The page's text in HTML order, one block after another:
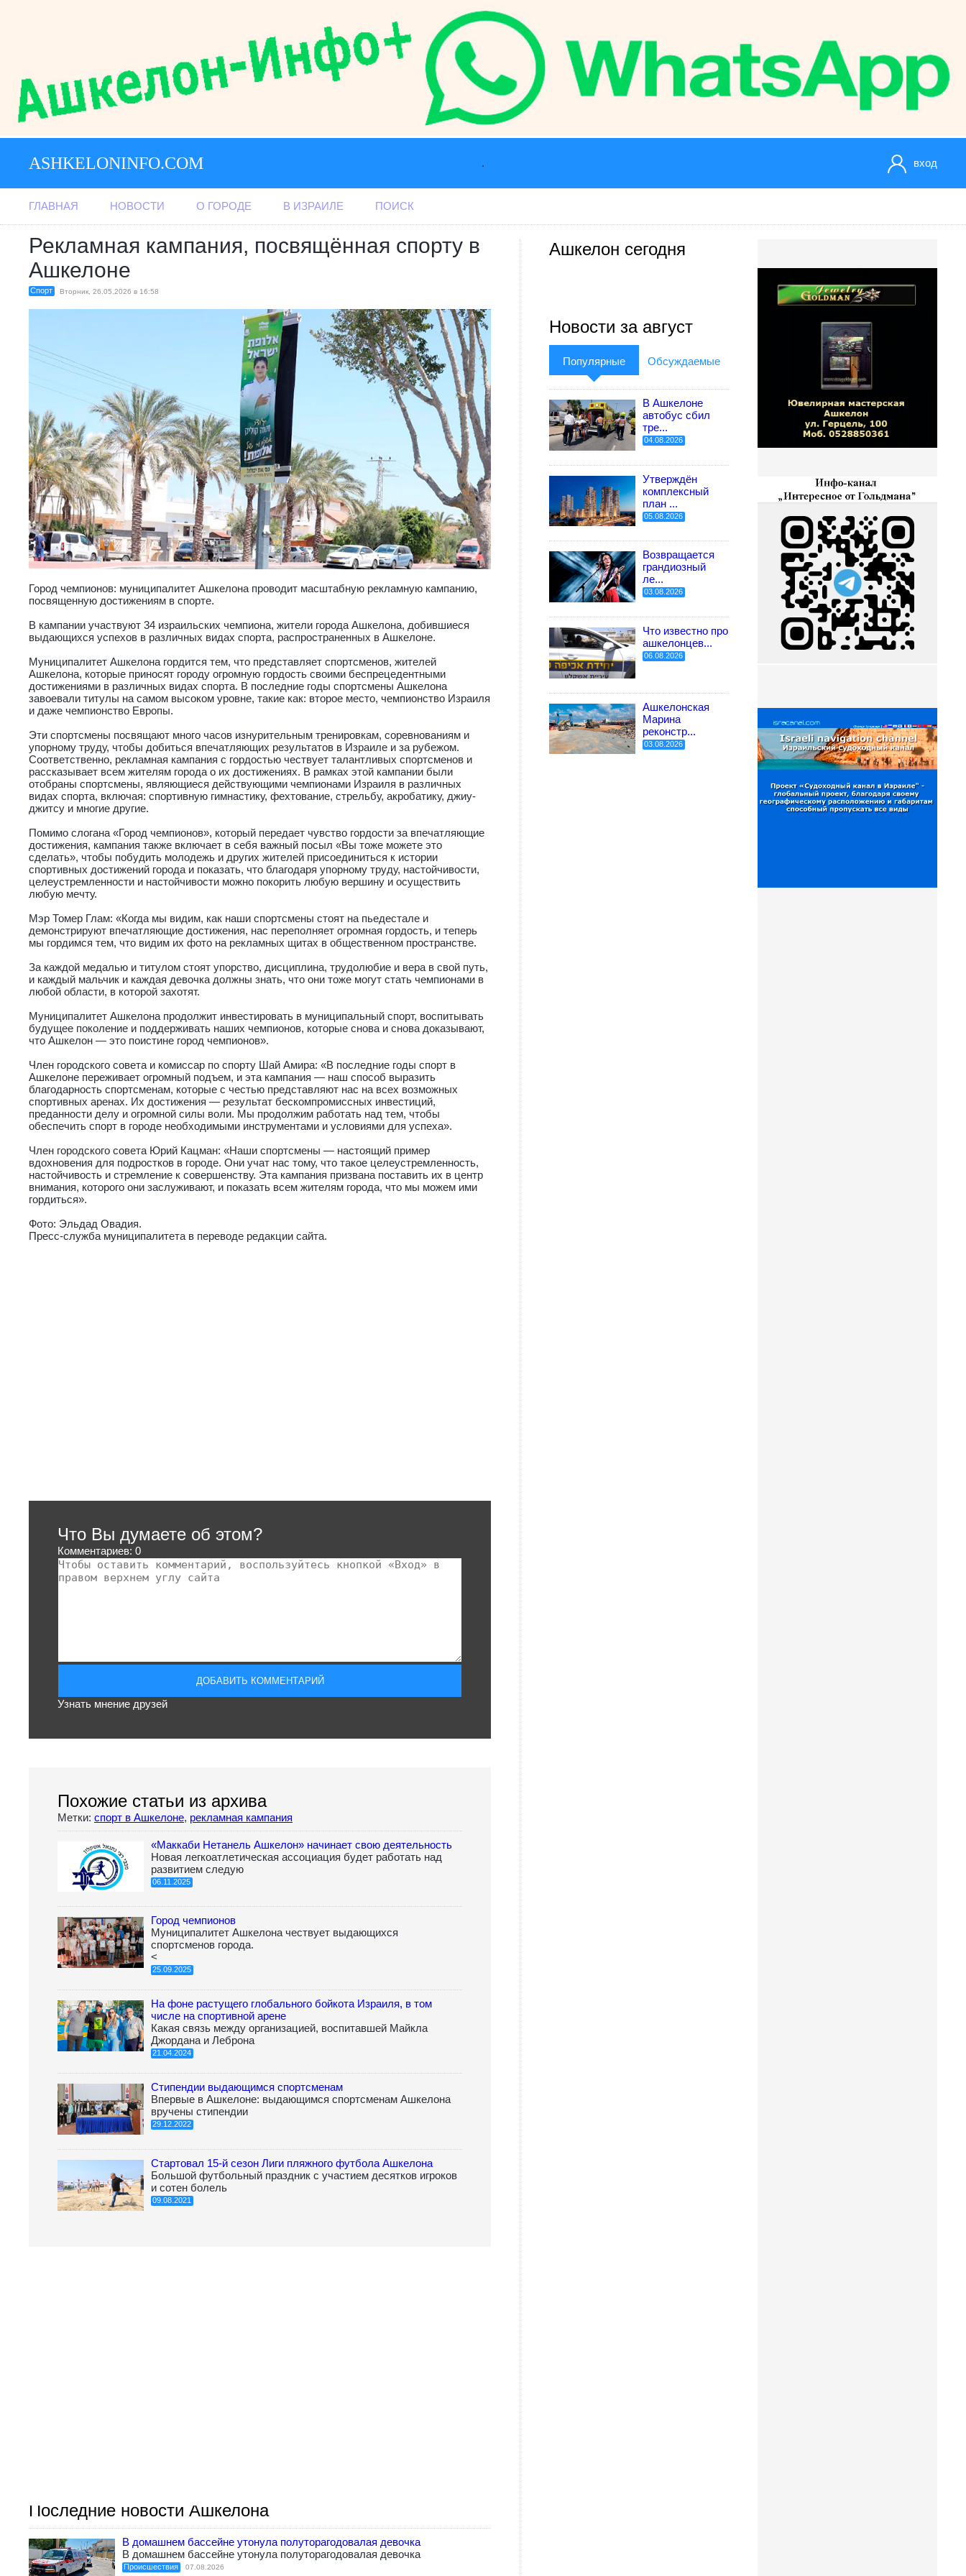
ASHKELONINFO.COM . вход
ГЛАВНАЯ НОВОСТИ О ГОРОДЕ В ИЗРАИЛЕ ПОИСК
Рекламная кампания, посвящённая спорту в
Ашкелоне
Спорт Вторник, 26.05.2026 в 16:58
Город чемпионов: муниципалитет Ашкелона проводит масштабную рекламную кампанию,
посвященную достижениям в спорте.
В кампании участвуют 34 израильских чемпиона, жители города Ашкелона, добившиеся
выдающихся успехов в различных видах спорта, распространенных в Ашкелоне.
Муниципалитет Ашкелона гордится тем, что представляет спортсменов, жителей
Ашкелона, которые приносят городу огромную гордость своими беспрецедентными
достижениями в различных видах спорта. В последние годы спортсмены Ашкелона
завоевали титулы на самом высоком уровне, такие как: второе место, чемпионство Израиля
и даже чемпионство Европы.
Эти спортсмены посвящают много часов изнурительным тренировкам, соревнованиям и
упорному труду, чтобы добиться впечатляющих результатов в Израиле и за рубежом.
Соответственно, рекламная кампания с гордостью чествует талантливых спортсменов и
рассказывает всем жителям города о их достижениях. В рамках этой кампании были
отобраны спортсмены, являющиеся действующими чемпионами Израиля в различных
видах спорта, включая: спортивную гимнастику, фехтование, стрельбу, акробатику, джиу-
джитсу и многие другие.
Помимо слогана «Город чемпионов», который передает чувство гордости за впечатляющие
достижения, кампания также включает в себя важный посыл «Вы тоже можете это
сделать», чтобы побудить молодежь и других жителей присоединиться к истории
спортивных достижений города и показать, что благодаря упорному труду, настойчивости,
целеустремленности и настойчивости можно покорить любую вершину и осуществить
любую мечту.
Мэр Томер Глам: «Когда мы видим, как наши спортсмены стоят на пьедестале и
демонстрируют впечатляющие достижения, нас переполняет огромная гордость, и теперь
мы гордимся тем, что видим их фото на рекламных щитах в общественном пространстве.
За каждой медалью и титулом стоят упорство, дисциплина, трудолюбие и вера в свой путь,
и каждый мальчик и каждая девочка должны знать, что они тоже могут стать чемпионами в
любой области, в которой захотят.
Муниципалитет Ашкелона продолжит инвестировать в муниципальный спорт, воспитывать
будущее поколение и поддерживать наших чемпионов, которые снова и снова доказывают,
что Ашкелон — это поистине город чемпионов».
Член городского совета и комиссар по спорту Шай Амира: «В последние годы спорт в
Ашкелоне переживает огромный подъем, и эта кампания — наш способ выразить
благодарность спортсменам, которые с честью представляют нас на всех возможных
спортивных аренах. Их достижения — результат бескомпромиссных инвестиций,
преданности делу и огромной силы воли. Мы продолжим работать над тем, чтобы
обеспечить спорт в городе необходимыми инструментами и условиями для успеха».
Член городского совета Юрий Кацман: «Наши спортсмены — настоящий пример
вдохновения для подростков в городе. Они учат нас тому, что такое целеустремленность,
настойчивость и стремление к совершенству. Эта кампания призвана поставить их в центр
внимания, которого они заслуживают, и показать всем жителям города, что мы можем ими
гордиться».
Фото: Эльдад Овадия.
Пресс-служба муниципалитета в переводе редакции сайта.
Что Вы думаете об этом?
Комментариев: 0
Узнать мнение друзей
Похожие статьи из архива
Метки: спорт в Ашкелоне, рекламная кампания
«Маккаби Нетанель Ашкелон» начинает свою деятельность
Новая легкоатлетическая ассоциация будет работать над
развитием следую
06.11.2025
Город чемпионов
Муниципалитет Ашкелона чествует выдающихся
спортсменов города.
<
25.09.2025
На фоне растущего глобального бойкота Израиля, в том
числе на спортивной арене
Какая связь между организацией, воспитавшей Майкла
Джордана и Леброна
21.04.2024
Стипендии выдающимся спортсменам
Впервые в Ашкелоне: выдающимся спортсменам Ашкелона
вручены стипендии
29.12.2022
Стартовал 15-й сезон Лиги пляжного футбола Ашкелона
Большой футбольный праздник с участием десятков игроков
и сотен болель
09.08.2021
Последние новости Ашкелона
В домашнем бассейне утонула полуторагодовалая девочка
В домашнем бассейне утонула полуторагодовалая девочка
Происшествия 07.08.2026
Ашкелон сегодня
Новости за август
Популярные Обсуждаемые
В Ашкелоне
автобус сбил
тре...
04.08.2026
Утверждён
комплексный
план ...
05.08.2026
Возвращается
грандиозный
ле...
03.08.2026
Что известно про
ашкелонцев...
06.08.2026
Ашкелонская
Марина
реконстр...
03.08.2026